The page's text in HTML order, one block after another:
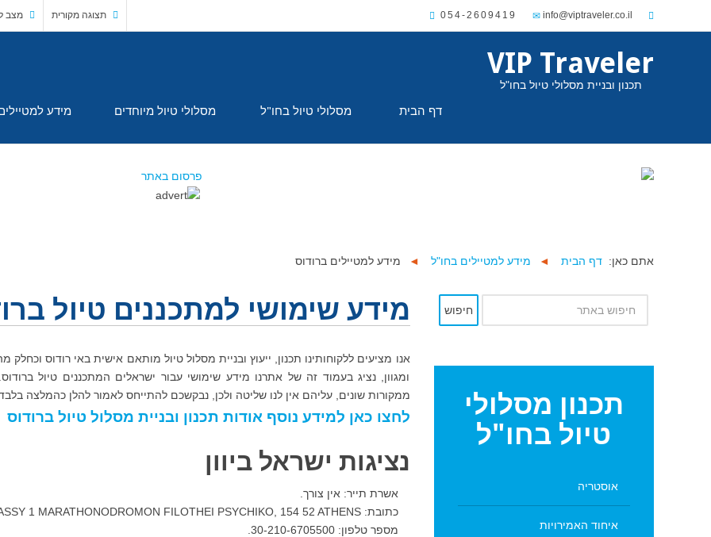
054-2609419 תצוגה מקורית מצב
VIP Traveler
תכנון ובניית מסלולי טיול בחו"ל
דף הבית מסלולי טיול בחו"ל מסלולי טיול מיוחדים מידע
אתם כאן: דף הבית ◄ מידע למטיילים בחו"ל ◄ מידע למטיילים ברודוס
מידע שימושי למתכננים טיול
ומגוון, נציג בעמוד זה של אתרנו מידע שימושי עבור ישראלים המתכננים טיול
ממקורות שונים, עליהם אין לנו שליטה ולכן, נבקשכם להתייחס לאמור להלן כהמלצה
לחצו כאן למידע נוסף אודות תכנון ובניית מסלול טיול ברודוס
נציגות ישראל ביוון
אשרת תייר: אין צורך.
כתובת: EMBASSY 1 MARATHONODROMON FILOTHEI PSYCHIKO, 154 52 ATHENS
מספר טלפון: 30-210-6705500.
חיפוש
תכנון מסלולי
טיול בחו"ל
אוסטריה
איחוד האמירויות